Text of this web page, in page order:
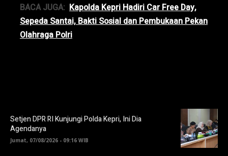
BACA JUGA: Kapolda Kepri Hadiri Car Free Day,
Sepeda Santai, Bakti Sosial dan Pembukaan Pekan
Olahraga Polri
Setjen DPR RI Kunjungi Polda Kepri, Ini Dia
Agendanya
Jumat, 07/08/2026 - 09:16 WIB